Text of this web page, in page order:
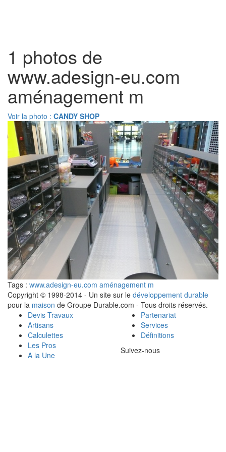
1 photos de
www.adesign-eu.com
aménagement m
Voir la photo : CANDY SHOP
Tags : www.adesign-eu.com aménagement m
Copyright © 1998-2014 - Un site sur le développement durable
pour la maison de Groupe Durable.com - Tous droits réservés.
Devis Travaux
Artisans
Calculettes
Les Pros
A la Une
Partenariat
Services
Définitions
Suivez-nous